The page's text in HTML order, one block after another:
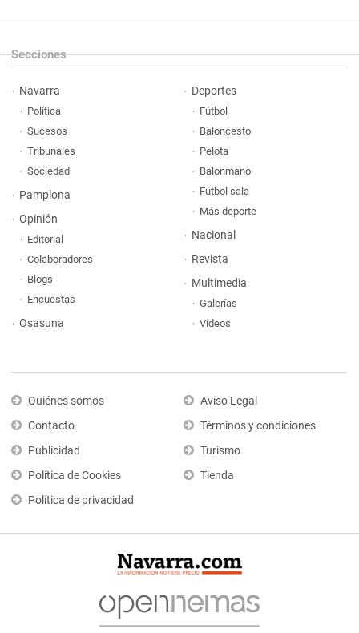
Secciones
Navarra
Política
Sucesos
Tribunales
Sociedad
Pamplona
Opinión
Editorial
Colaboradores
Blogs
Encuestas
Osasuna
Deportes
Fútbol
Baloncesto
Pelota
Balonmano
Fútbol sala
Más deporte
Nacional
Revista
Multimedia
Galerías
Vídeos
Quiénes somos
Contacto
Publicidad
Política de Cookies
Política de privacidad
Aviso Legal
Términos y condiciones
Turismo
Tienda